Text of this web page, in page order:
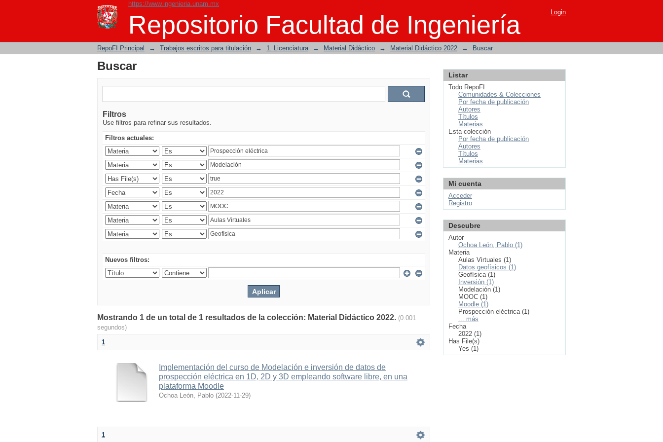
https://www.ingenieria.unam.mx
Repositorio Facultad de Ingeniería
Buscar Login
RepoFI Principal → Trabajos escritos para titulación → 1. Licenciatura → Material Didáctico → Material Didáctico 2022 → Buscar
Buscar
Filtros
Use filtros para refinar sus resultados.
Filtros actuales:
Nuevos filtros:
Mostrando 1 de un total de 1 resultados de la colección: Material Didáctico 2022. (0.001
segundos)
1
Implementación del curso de Modelación e inversión de datos de
prospección eléctrica en 1D, 2D y 3D empleando software libre, en una
plataforma Moodle
Ochoa León, Pablo (2022-11-29)
1
Listar
Todo RepoFI
Comunidades & Colecciones
Por fecha de publicación
Autores
Títulos
Materias
Esta colección
Por fecha de publicación
Autores
Títulos
Materias
Mi cuenta
Acceder
Registro
Descubre
Autor
Ochoa León, Pablo (1)
Materia
Aulas Virtuales (1)
Datos geofísicos (1)
Geofísica (1)
Inversión (1)
Modelación (1)
MOOC (1)
Moodle (1)
Prospección eléctrica (1)
... más
Fecha
2022 (1)
Has File(s)
Yes (1)